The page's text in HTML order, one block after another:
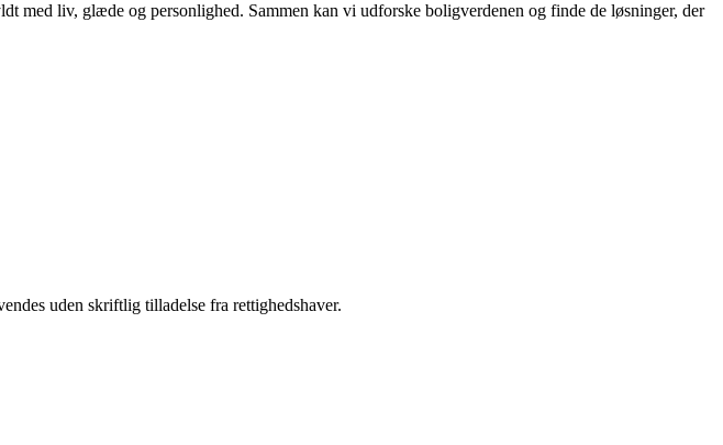
med liv, glæde og personlighed. Sammen kan vi udforske boligverdenen og finde de løsninger, der
uden skriftlig tilladelse fra rettighedshaver.